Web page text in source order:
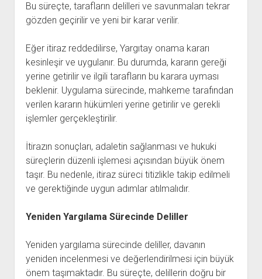
Bu süreçte, tarafların delilleri ve savunmaları tekrar
gözden geçirilir ve yeni bir karar verilir.
Eğer itiraz reddedilirse, Yargıtay onama kararı
kesinleşir ve uygulanır. Bu durumda, kararın gereği
yerine getirilir ve ilgili tarafların bu karara uyması
beklenir. Uygulama sürecinde, mahkeme tarafından
verilen kararın hükümleri yerine getirilir ve gerekli
işlemler gerçekleştirilir.
İtirazın sonuçları, adaletin sağlanması ve hukuki
süreçlerin düzenli işlemesi açısından büyük önem
taşır. Bu nedenle, itiraz süreci titizlikle takip edilmeli
ve gerektiğinde uygun adımlar atılmalıdır.
Yeniden Yargılama Sürecinde Deliller
Yeniden yargılama sürecinde deliller, davanın
yeniden incelenmesi ve değerlendirilmesi için büyük
önem taşımaktadır. Bu süreçte, delillerin doğru bir